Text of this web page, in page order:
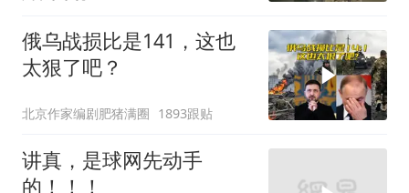
俄乌战损比是141，这也
太狠了吧？
北京作家编剧肥猪满圈 1893跟贴
讲真，是球网先动手
的！！！